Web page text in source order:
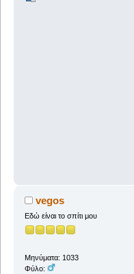
vegos
Εδώ είναι το σπίτι μου
Μηνύματα: 1033
Φύλο: